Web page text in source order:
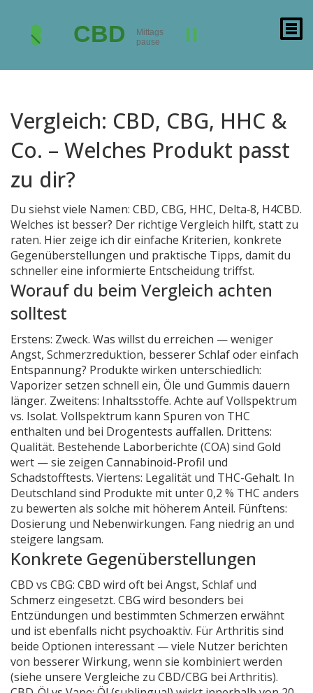
Vergleich: CBD, CBG, HHC &
Co. – Welches Produkt passt
zu dir?
Du siehst viele Namen: CBD, CBG, HHC, Delta‑8, H4CBD.
Welches ist besser? Der richtige Vergleich hilft, statt zu
raten. Hier zeige ich dir einfache Kriterien, konkrete
Gegenüberstellungen und praktische Tipps, damit du
schneller eine informierte Entscheidung triffst.
Worauf du beim Vergleich achten
solltest
Erstens: Zweck. Was willst du erreichen — weniger
Angst, Schmerzreduktion, besserer Schlaf oder einfach
Entspannung? Produkte wirken unterschiedlich:
Vaporizer setzen schnell ein, Öle und Gummis dauern
länger. Zweitens: Inhaltsstoffe. Achte auf Vollspektrum
vs. Isolat. Vollspektrum kann Spuren von THC
enthalten und bei Drogentests auffallen. Drittens:
Qualität. Bestehende Laborberichte (COA) sind Gold
wert — sie zeigen Cannabinoid-Profil und
Schadstofftests. Viertens: Legalität und THC-Gehalt. In
Deutschland sind Produkte mit unter 0,2 % THC anders
zu bewerten als solche mit höherem Anteil. Fünftens:
Dosierung und Nebenwirkungen. Fang niedrig an und
steigere langsam.
Konkrete Gegenüberstellungen
CBD vs CBG: CBD wird oft bei Angst, Schlaf und
Schmerz eingesetzt. CBG wird besonders bei
Entzündungen und bestimmten Schmerzen erwähnt
und ist ebenfalls nicht psychoaktiv. Für Arthritis sind
beide Optionen interessant — viele Nutzer berichten
von besserer Wirkung, wenn sie kombiniert werden
(siehe unsere Vergleiche zu CBD/CBG bei Arthritis).